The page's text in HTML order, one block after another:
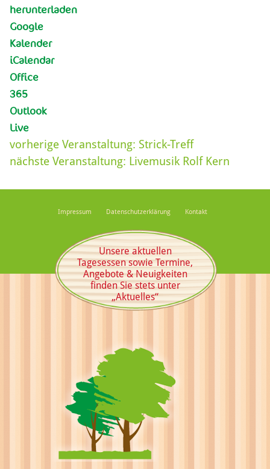
herunterladen
Google
Kalender
iCalendar
Office
365
Outlook
Live
vorherige Veranstaltung: Strick-Treff
nächste Veranstaltung: Livemusik Rolf Kern
Impressum Datenschutzerklärung Kontakt
Unsere aktuellen
Tagesessen sowie Termine,
Angebote & Neuigkeiten
finden Sie stets unter
„Aktuelles“